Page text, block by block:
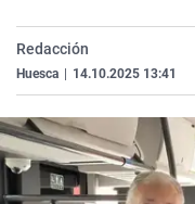
Redacción
Huesca 14.10.2025 13:41